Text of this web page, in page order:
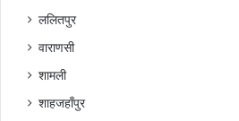
ललितपुर
वाराणसी
शामली
शाहजहाँपुर